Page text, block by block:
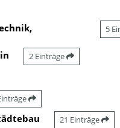
5
2 Einträge
21 Einträge